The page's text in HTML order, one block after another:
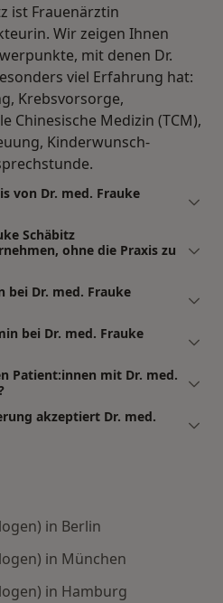
ist Frauenärztin
Wir zeigen Ihnen
mit denen Dr.
viel Erfahrung hat:
Krebsvorsorge,
Chinesische Medizin (TCM),
Kinderwunsch-
von Dr. med. Frauke
Schäbitz
ohne die Praxis zu
bei Dr. med. Frauke
bei Dr. med. Frauke
Patient:innen mit Dr. med.
akzeptiert Dr. med.
in Berlin
in München
in Hamburg